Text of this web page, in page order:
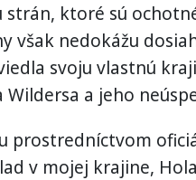
strán, ktoré sú
však nedokážu
svoju vlastnú
Wildersa a jeho
prostredníctvom
v mojej krajine,